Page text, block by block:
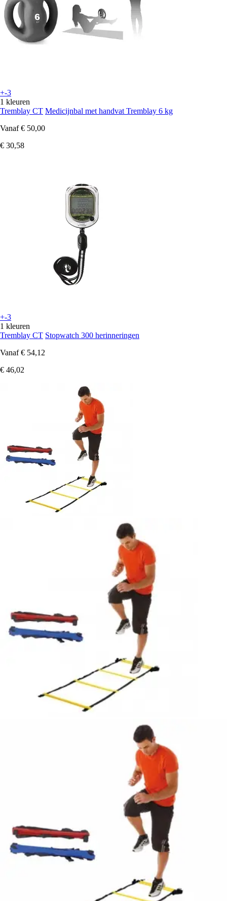
+-3
1 kleuren
Tremblay CT Medicijnbal met handvat Tremblay 6 kg
Vanaf € 50,00
€ 30,58
+-3
1 kleuren
Tremblay CT Stopwatch 300 herinneringen
Vanaf € 54,12
€ 46,02